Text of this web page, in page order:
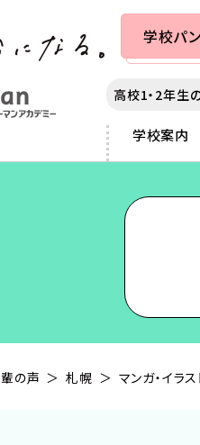
学校パ
高校1・2年生
学校案内
3つのポリシー
提携学生寮のご案内
横浜
スカラシップ制度
の声 札幌 マンガ・イラス